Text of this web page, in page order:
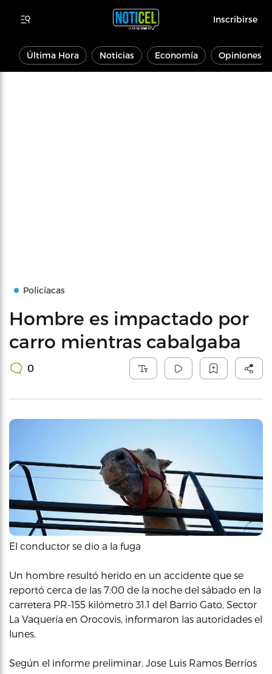
Inscribirse
Última Hora Noticias Economía Opiniones
Policíacas
Hombre es impactado por
carro mientras cabalgaba
0
El conductor se dio a la fuga
Un hombre resultó herido en un accidente que se
reportó cerca de las 7:00 de la noche del sábado en la
carretera PR-155 kilómetro 31.1 del Barrio Gato, Sector
La Vaquería en Orocovis, informaron las autoridades el
lunes.
Según el informe preliminar, Jose Luis Ramos Berríos